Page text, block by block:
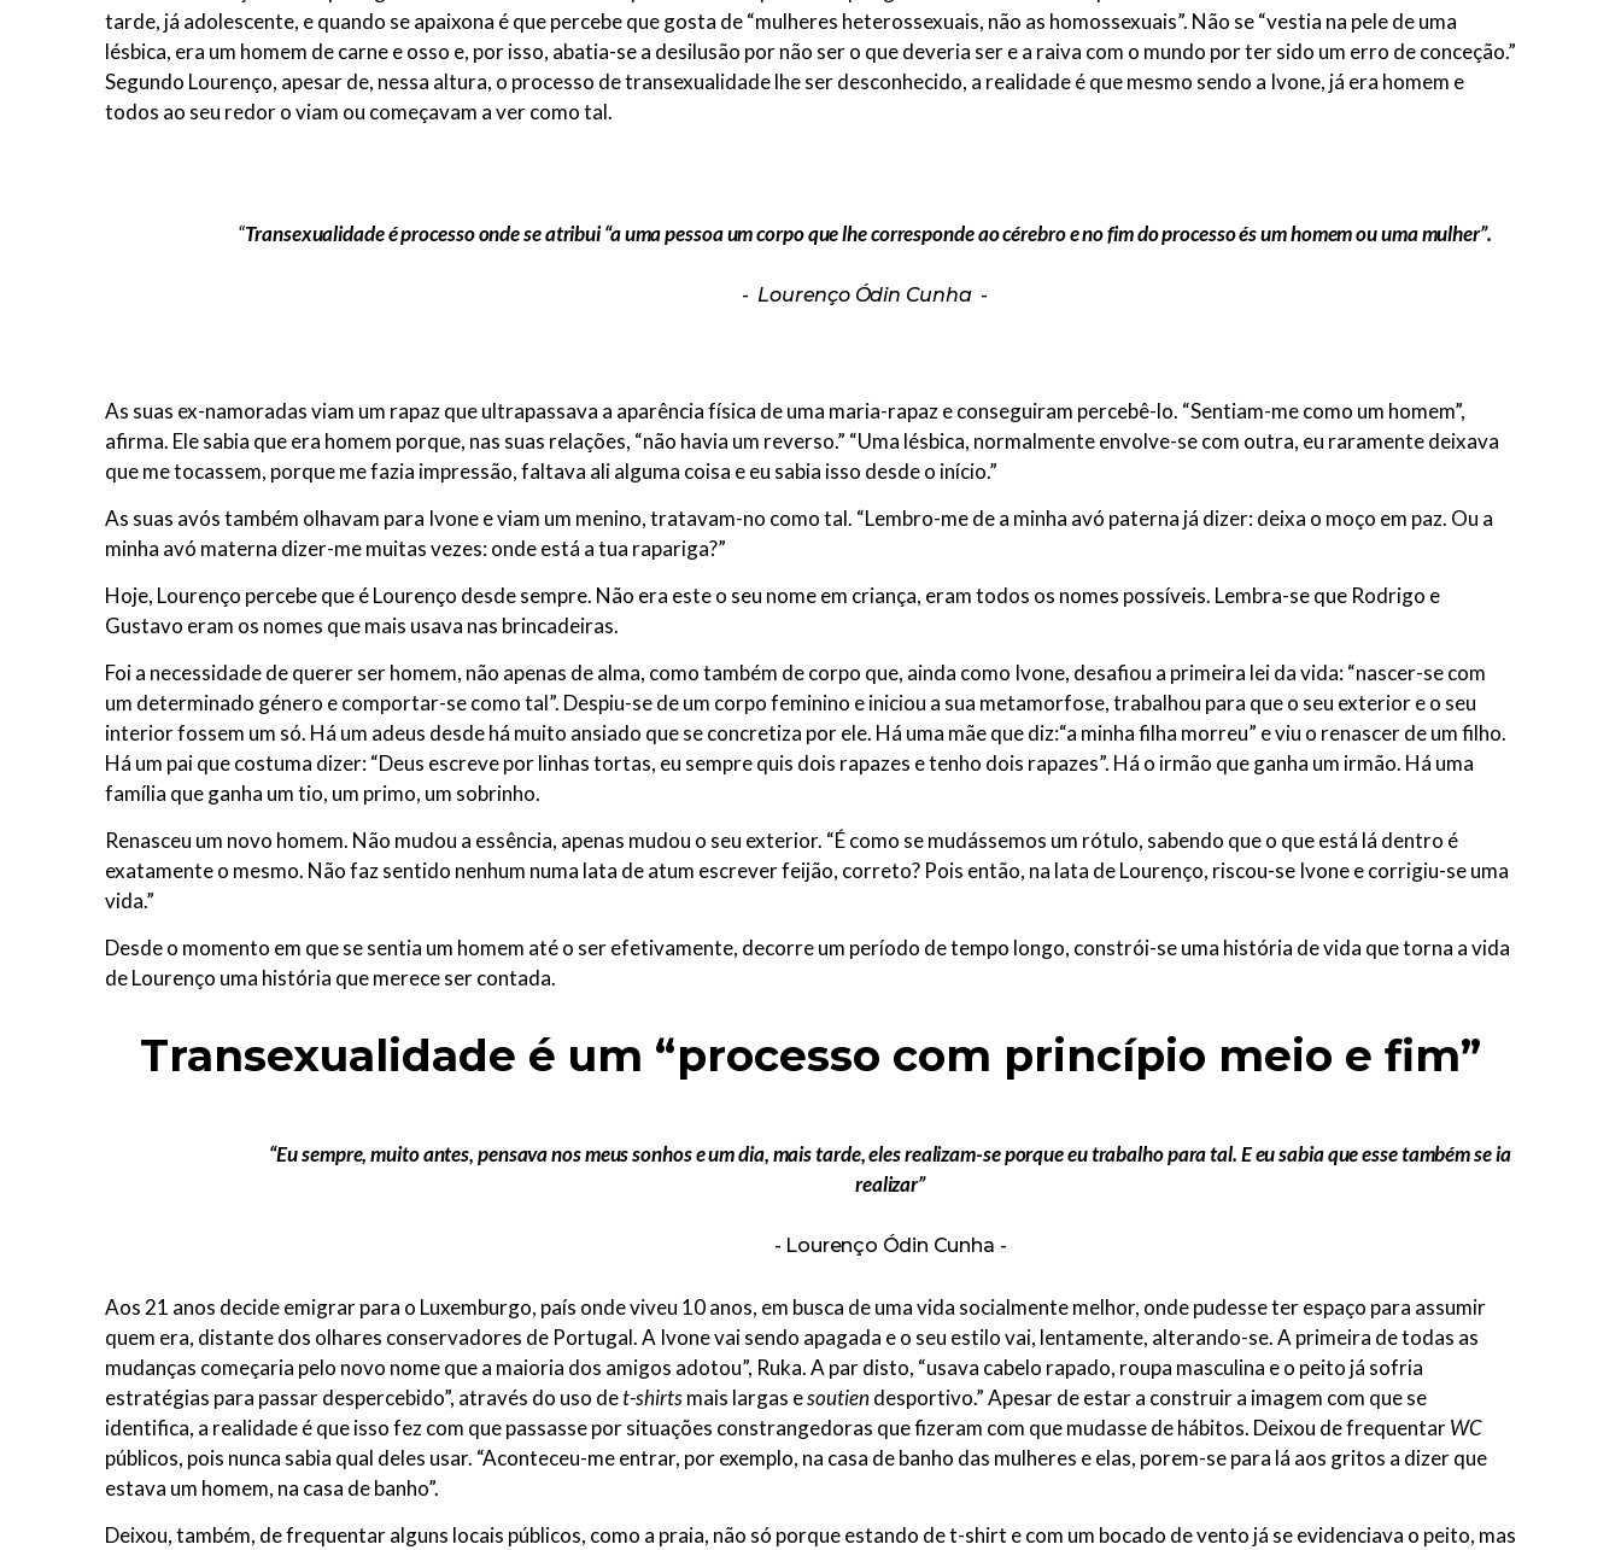
tarde, já adolescente, e quando se apaixona é que percebe que gosta de “mulheres heterossexuais, não as homossexuais”. Não se “vestia na pele de uma
lésbica, era um homem de carne e osso e, por isso, abatia-se a desilusão por não ser o que deveria ser e a raiva com o mundo por ter sido um erro de conceção.”
Segundo Lourenço, apesar de, nessa altura, o processo de transexualidade lhe ser desconhecido, a realidade é que mesmo sendo a Ivone, já era homem e
todos ao seu redor o viam ou começavam a ver como tal.
“Transexualidade é processo onde se atribui “a uma pessoa um corpo que lhe corresponde ao cérebro e no fim do processo és um homem ou uma mulher”.
Lourenço Ódin Cunha
As suas ex-namoradas viam um rapaz que ultrapassava a aparência física de uma maria-rapaz e conseguiram percebê-lo. “Sentiam-me como um homem”,
afirma. Ele sabia que era homem porque, nas suas relações, “não havia um reverso.” “Uma lésbica, normalmente envolve-se com outra, eu raramente deixava
que me tocassem, porque me fazia impressão, faltava ali alguma coisa e eu sabia isso desde o início.”
As suas avós também olhavam para Ivone e viam um menino, tratavam-no como tal. “Lembro-me de a minha avó paterna já dizer: deixa o moço em paz. Ou a
minha avó materna dizer-me muitas vezes: onde está a tua rapariga?”
Hoje, Lourenço percebe que é Lourenço desde sempre. Não era este o seu nome em criança, eram todos os nomes possíveis. Lembra-se que Rodrigo e
Gustavo eram os nomes que mais usava nas brincadeiras.
Foi a necessidade de querer ser homem, não apenas de alma, como também de corpo que, ainda como Ivone, desafiou a primeira lei da vida: “nascer-se com
um determinado género e comportar-se como tal”. Despiu-se de um corpo feminino e iniciou a sua metamorfose, trabalhou para que o seu exterior e o seu
interior fossem um só. Há um adeus desde há muito ansiado que se concretiza por ele. Há uma mãe que diz:“a minha filha morreu” e viu o renascer de um filho.
Há um pai que costuma dizer: “Deus escreve por linhas tortas, eu sempre quis dois rapazes e tenho dois rapazes”. Há o irmão que ganha um irmão. Há uma
família que ganha um tio, um primo, um sobrinho.
Renasceu um novo homem. Não mudou a essência, apenas mudou o seu exterior. “É como se mudássemos um rótulo, sabendo que o que está lá dentro é
exatamente o mesmo. Não faz sentido nenhum numa lata de atum escrever feijão, correto? Pois então, na lata de Lourenço, riscou-se Ivone e corrigiu-se uma
vida.”
Desde o momento em que se sentia um homem até o ser efetivamente, decorre um período de tempo longo, constrói-se uma história de vida que torna a vida
de Lourenço uma história que merece ser contada.
Transexualidade é um “processo com princípio meio e fim”
“Eu sempre, muito antes, pensava nos meus sonhos e um dia, mais tarde, eles realizam-se porque eu trabalho para tal. E eu sabia que esse também se ia
realizar”
Lourenço Ódin Cunha
Aos 21 anos decide emigrar para o Luxemburgo, país onde viveu 10 anos, em busca de uma vida socialmente melhor, onde pudesse ter espaço para assumir
quem era, distante dos olhares conservadores de Portugal. A Ivone vai sendo apagada e o seu estilo vai, lentamente, alterando-se. A primeira de todas as
mudanças começaria pelo novo nome que a maioria dos amigos adotou”, Ruka. A par disto, “usava cabelo rapado, roupa masculina e o peito já sofria
estratégias para passar despercebido”, através do uso det-shirtsmais largas esoutiendesportivo.” Apesar de estar a construir a imagem com que se
identifica, a realidade é que isso fez com que passasse por situações constrangedoras que fizeram com que mudasse de hábitos. Deixou de frequentarWC
públicos, pois nunca sabia qual deles usar. “Aconteceu-me entrar, por exemplo, na casa de banho das mulheres e elas, porem-se para lá aos gritos a dizer que
estava um homem, na casa de banho”.
Deixou, também, de frequentar alguns locais públicos, como a praia, não só porque estando de t-shirt e com um bocado de vento já se evidenciava o peito, mas